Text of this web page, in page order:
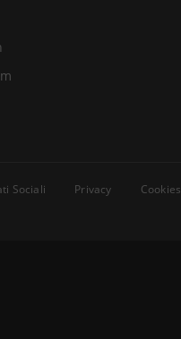
Sociali Privacy Cookies